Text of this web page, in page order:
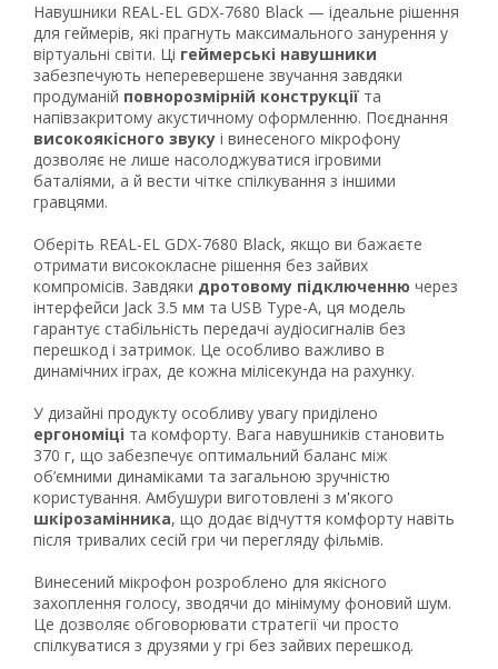
Рейтинг EXE.ua:4.6
974
90
19
21
63
Навушники REAL-EL GDX-7680 Black — ідеальне рішення
для геймерів, які прагнуть максимального занурення у
віртуальні світи. Ці геймерські навушники
забезпечують неперевершене звучання завдяки
продуманій повнорозмірній конструкції та
напівзакритому акустичному оформленню. Поєднання
високоякісного звуку і винесеного мікрофону
дозволяє не лише насолоджуватися ігровими
баталіями, а й вести чітке спілкування з іншими
гравцями.
Оберіть REAL-EL GDX-7680 Black, якщо ви бажаєте
отримати висококласне рішення без зайвих
компромісів. Завдяки дротовому підключенню через
інтерфейси Jack 3.5 мм та USB Type-A, ця модель
гарантує стабільність передачі аудіосигналів без
перешкод і затримок. Це особливо важливо в
динамічних іграх, де кожна мілісекунда на рахунку.
У дизайні продукту особливу увагу приділено
ергономіці та комфорту. Вага навушників становить
370 г, що забезпечує оптимальний баланс між
об’ємними динаміками та загальною зручністю
користування. Амбушури виготовлені з м'якого
шкірозамінника, що додає відчуття комфорту навіть
після тривалих сесій гри чи перегляду фільмів.
Винесений мікрофон розроблено для якісного
захоплення голосу, зводячи до мінімуму фоновий шум.
Це дозволяє обговорювати стратегії чи просто
спілкуватися з друзями у грі без зайвих перешкод.